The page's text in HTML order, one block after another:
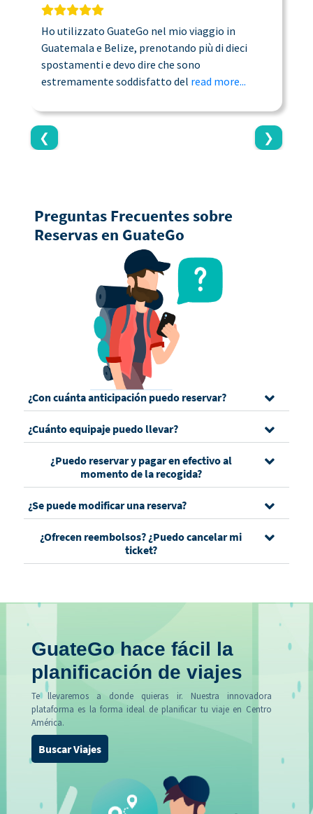
❮
Ho utilizzato GuateGo nel mio viaggio in
Guatemala e Belize, prenotando più di dieci
spostamenti e devo dire che sono
estremamente soddisfatto del read more...
❯
Preguntas Frecuentes sobre
Reservas en GuateGo
¿Con cuánta anticipación puedo reservar?
¿Cuánto equipaje puedo llevar?
¿Puedo reservar y pagar en efectivo al
momento de la recogida?
¿Se puede modificar una reserva?
¿Ofrecen reembolsos? ¿Puedo cancelar mi
ticket?
GuateGo hace fácil la
planificación de viajes
Te llevaremos a donde quieras ir. Nuestra innovadora
plataforma es la forma ideal de planificar tu viaje en Centro
América.
Buscar Viajes